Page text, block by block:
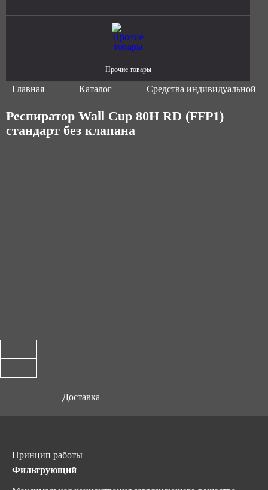
Прочие товары
Главная Каталог Средства индивидуальной
Респиратор Wall Cup 80H RD (FFP1)
стандарт без клапана
Доставка
Принцип работы
Фильтрующий